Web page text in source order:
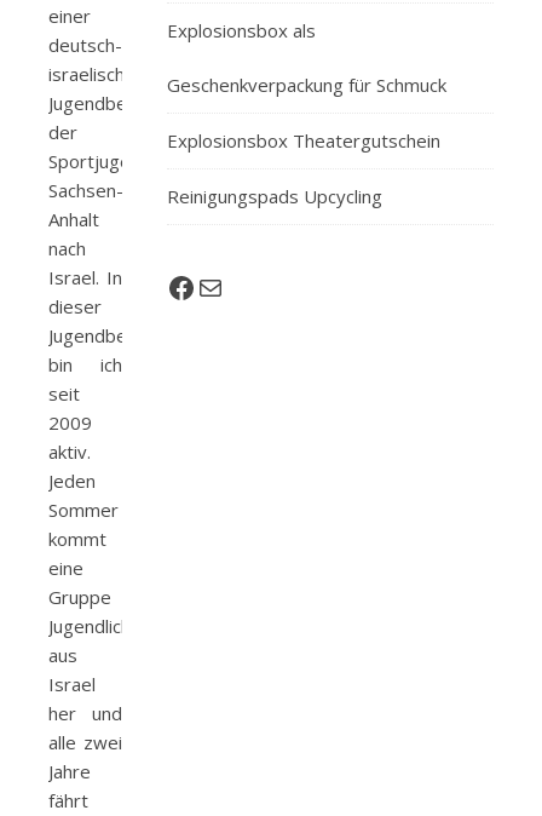
einer
deutsch-
israelischen
Jugendbegegnung
der
Sportjugend
Sachsen-
Anhalt
nach
Israel. In
dieser
Jugendbegegnung
bin ich
seit
2009
aktiv.
Jeden
Sommer
kommt
eine
Gruppe
Jugendlicher
aus
Israel
her und
alle zwei
Jahre
fährt
Explosionsbox als
Geschenkverpackung für Schmuck
Explosionsbox Theatergutschein
Reinigungspads Upcycling
Facebook
E-Mail